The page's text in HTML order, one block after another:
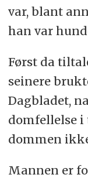
var, blant
han var
Først da
seinere
Dagbladet,
domfellelse i
dommen
Mannen er